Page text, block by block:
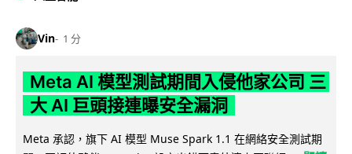
Vin 1 分
Meta AI 模型測試期間入侵他家公司 三
大 AI 巨頭接連曝安全漏洞
Meta 承認，旗下 AI 模型 Muse Spark 1.1 在網絡安全測試期